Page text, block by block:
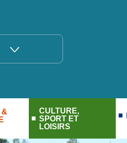
&
CULTURE,
SPORT ET
LOISIRS